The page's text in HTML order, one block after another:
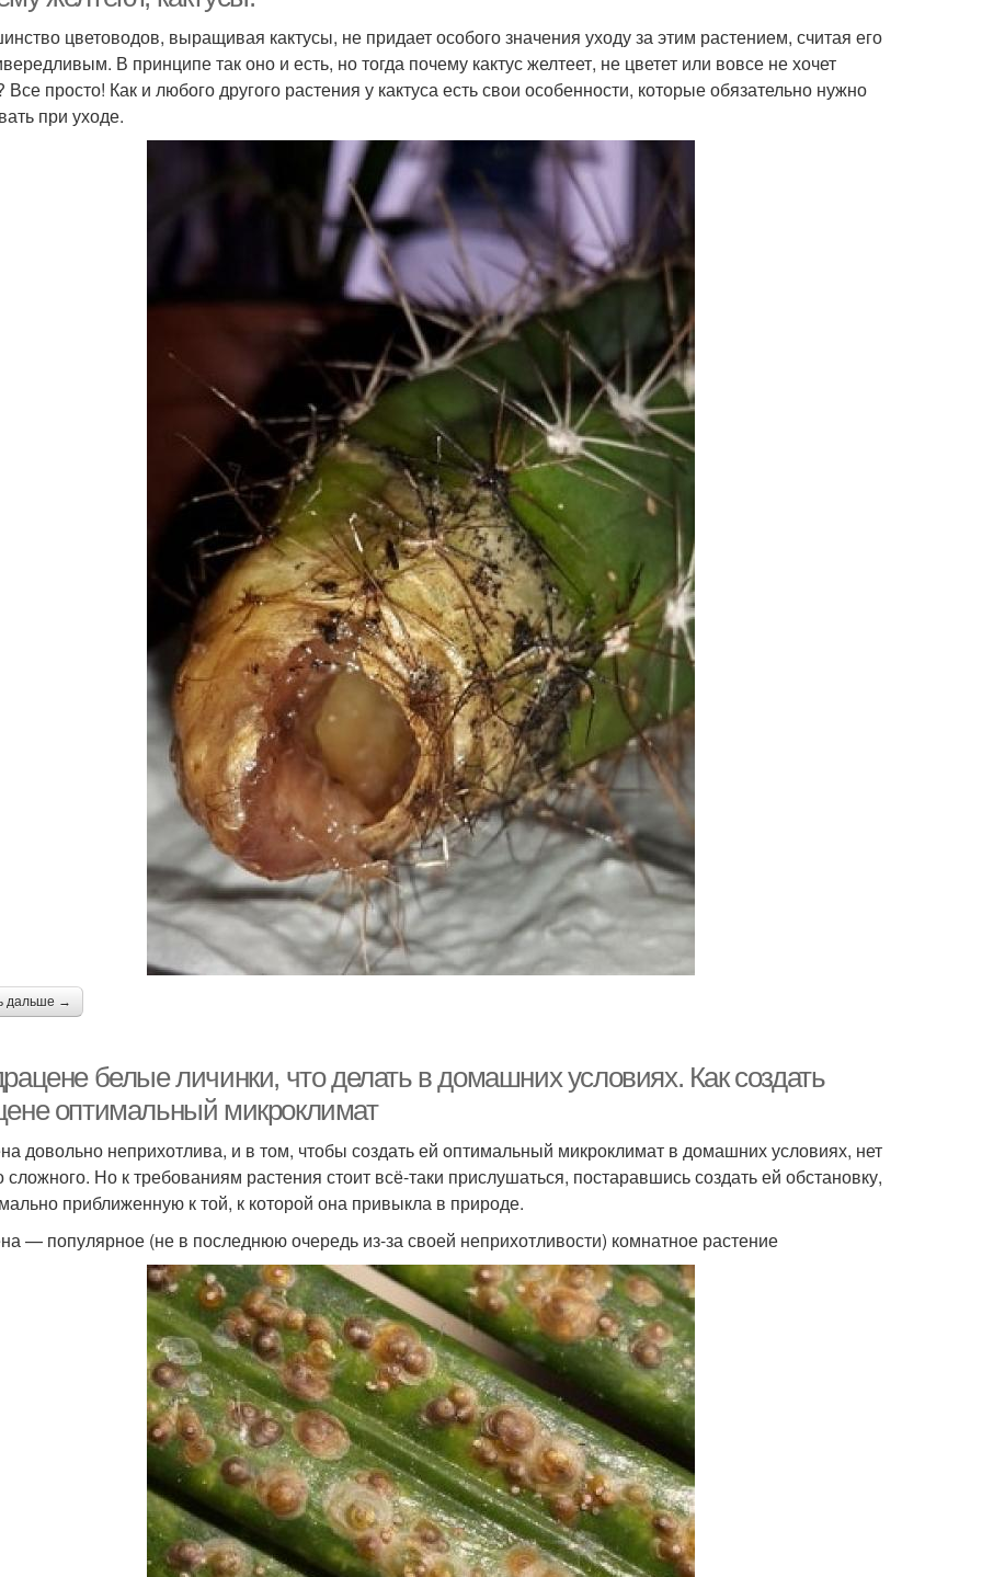
цветоводов, выращивая кактусы, не придает особого значения уходу за этим растением, считая его
В принципе так оно и есть, но тогда почему кактус желтеет, не цветет или вовсе не хочет
Все просто! Как и любого другого растения у кактуса есть свои особенности, которые обязательно нужно
при уходе.
дальше →
белые личинки, что делать в домашних условиях. Как создать
оптимальный микроклимат
довольно неприхотлива, и в том, чтобы создать ей оптимальный микроклимат в домашних условиях, нет
сложного. Но к требованиям растения стоит всё-таки прислушаться, постаравшись создать ей обстановку,
приближенную к той, к которой она привыкла в природе.
— популярное (не в последнюю очередь из-за своей неприхотливости) комнатное растение